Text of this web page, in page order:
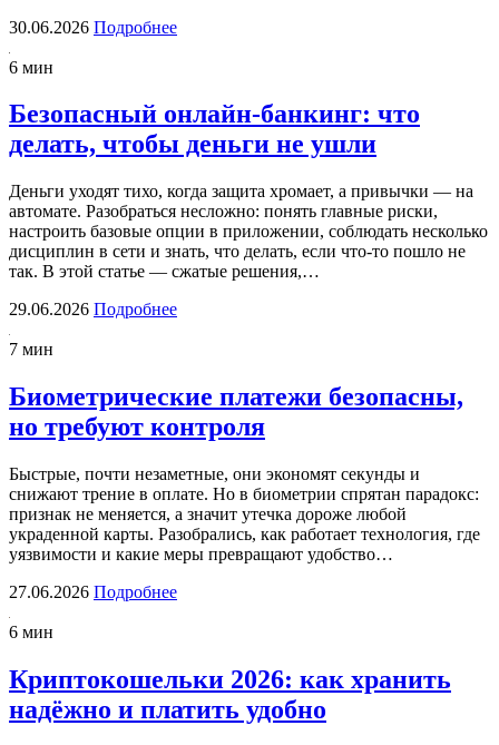
30.06.2026 Подробнее
6 мин
Безопасный онлайн-банкинг: что
делать, чтобы деньги не ушли
Деньги уходят тихо, когда защита хромает, а привычки — на
автомате. Разобраться несложно: понять главные риски,
настроить базовые опции в приложении, соблюдать несколько
дисциплин в сети и знать, что делать, если что-то пошло не
так. В этой статье — сжатые решения,…
29.06.2026 Подробнее
7 мин
Биометрические платежи безопасны,
но требуют контроля
Быстрые, почти незаметные, они экономят секунды и
снижают трение в оплате. Но в биометрии спрятан парадокс:
признак не меняется, а значит утечка дороже любой
украденной карты. Разобрались, как работает технология, где
уязвимости и какие меры превращают удобство…
27.06.2026 Подробнее
6 мин
Криптокошельки 2026: как хранить
надёжно и платить удобно